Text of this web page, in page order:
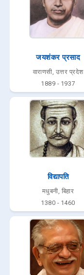
जयशंकर प्रसाद
वाराणसी, उत्तर प्रदेश
1889 - 1937
विद्यापति
मधुबनी, बिहार
1380 - 1460